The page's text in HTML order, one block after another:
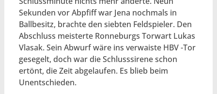
Sekunden vor Abpfiff war Jena nochmals in
Ballbesitz, brachte den siebten Feldspieler. Den
Abschluss meisterte Ronneburgs Torwart Lukas
Vlasak. Sein Abwurf wäre ins verwaiste HBV -Tor
gesegelt, doch war die Schlusssirene schon
ertönt, die Zeit abgelaufen. Es blieb beim
Unentschieden.